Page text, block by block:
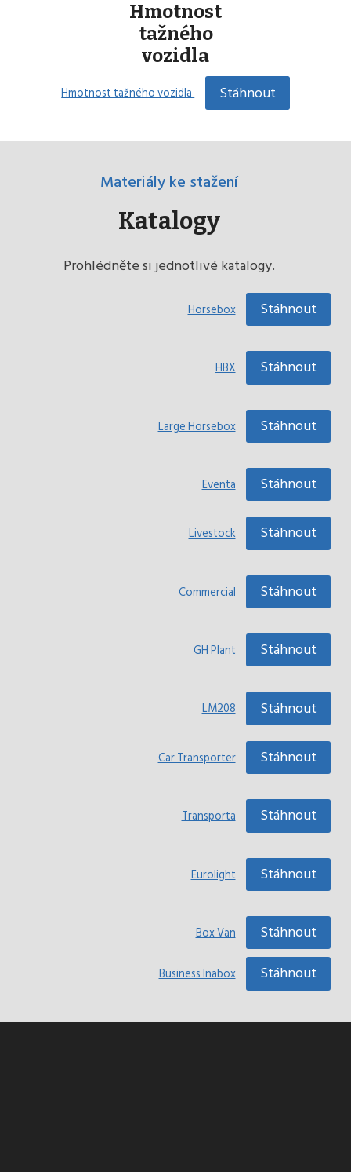
Hmotnost
tažného
vozidla
Hmotnost tažného vozidla Stáhnout
Materiály ke stažení
Katalogy
Prohlédněte si jednotlivé katalogy.
Horsebox Stáhnout
HBX Stáhnout
Large Horsebox Stáhnout
Eventa Stáhnout
Livestock Stáhnout
Commercial Stáhnout
GH Plant Stáhnout
LM208 Stáhnout
Car Transporter Stáhnout
Transporta Stáhnout
Eurolight Stáhnout
Box Van Stáhnout
Business Inabox Stáhnout